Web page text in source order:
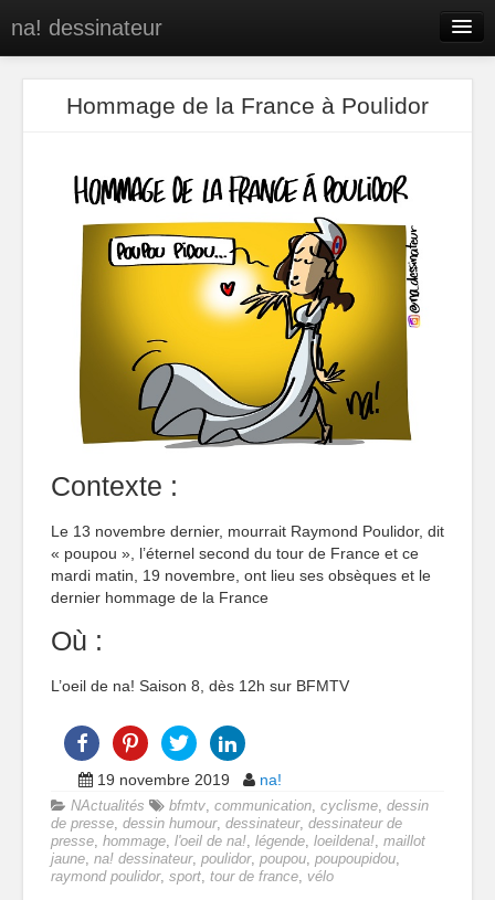
na! dessinateur
Presse
C’est qui na!
portfolio
Hommage de la France à Poulidor
Contexte :
Le 13 novembre dernier, mourrait Raymond Poulidor, dit
« poupou », l’éternel second du tour de France et ce
mardi matin, 19 novembre, ont lieu ses obsèques et le
dernier hommage de la France
Où :
L’oeil de na! Saison 8, dès 12h sur BFMTV
19 novembre 2019 na!
NActualités bfmtv, communication, cyclisme, dessin
de presse, dessin humour, dessinateur, dessinateur de
presse, hommage, l'oeil de na!, légende, loeildena!, maillot
jaune, na! dessinateur, poulidor, poupou, poupoupidou,
raymond poulidor, sport, tour de france, vélo